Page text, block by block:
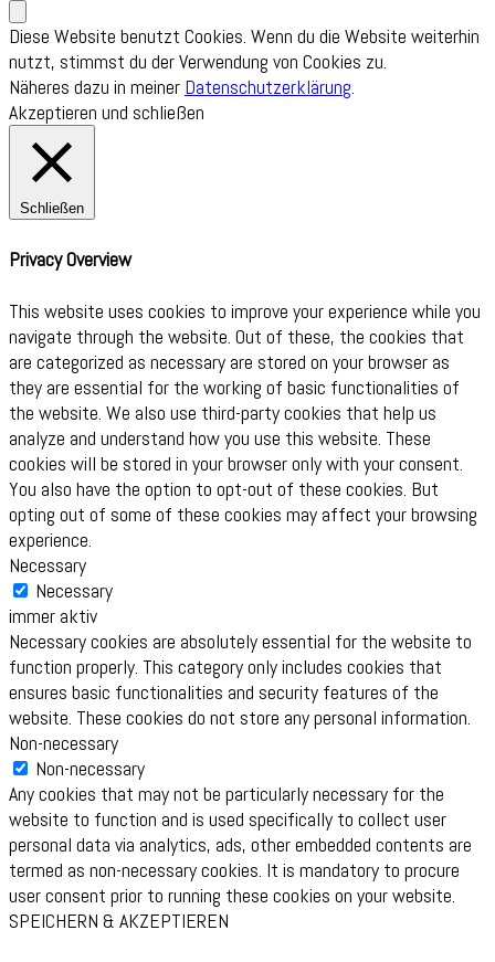
Diese Website benutzt Cookies. Wenn du die Website weiterhin
nutzt, stimmst du der Verwendung von Cookies zu.
Näheres dazu in meiner Datenschutzerklärung.
Akzeptieren und schließen
Schließen
Privacy Overview
This website uses cookies to improve your experience while you
navigate through the website. Out of these, the cookies that
are categorized as necessary are stored on your browser as
they are essential for the working of basic functionalities of
the website. We also use third-party cookies that help us
analyze and understand how you use this website. These
cookies will be stored in your browser only with your consent.
You also have the option to opt-out of these cookies. But
opting out of some of these cookies may affect your browsing
experience.
Necessary
Necessary
immer aktiv
Necessary cookies are absolutely essential for the website to
function properly. This category only includes cookies that
ensures basic functionalities and security features of the
website. These cookies do not store any personal information.
Non-necessary
Non-necessary
Any cookies that may not be particularly necessary for the
website to function and is used specifically to collect user
personal data via analytics, ads, other embedded contents are
termed as non-necessary cookies. It is mandatory to procure
user consent prior to running these cookies on your website.
SPEICHERN & AKZEPTIEREN